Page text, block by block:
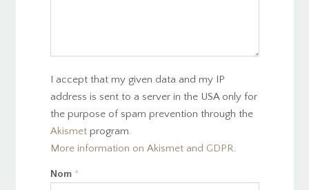
I accept that my given data and my IP
address is sent to a server in the USA only for
the purpose of spam prevention through the
Akismetprogram.
More information on Akismet and GDPR.
Nom *